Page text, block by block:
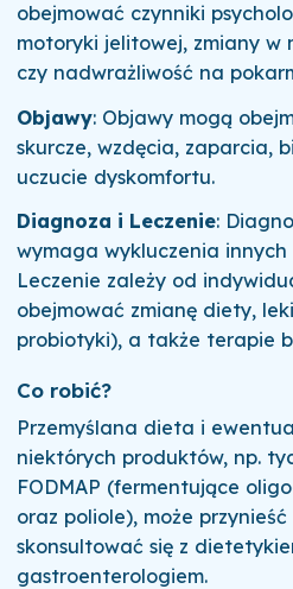
obejmować czynniki
motoryki jelitowej, zmiany w
czy nadwrażliwość na
Objawy: Objawy mogą
skurcze, wzdęcia, zaparcia,
uczucie dyskomfortu.
Diagnoza i Leczenie:
wymaga wykluczenia innych
Leczenie zależy od
obejmować zmianę diety,
probiotyki), a także terapie
Co robić?
Przemyślana dieta i
niektórych produktów, np.
FODMAP (fermentujące
oraz poliole), może
skonsultować się z
gastroenterologiem.